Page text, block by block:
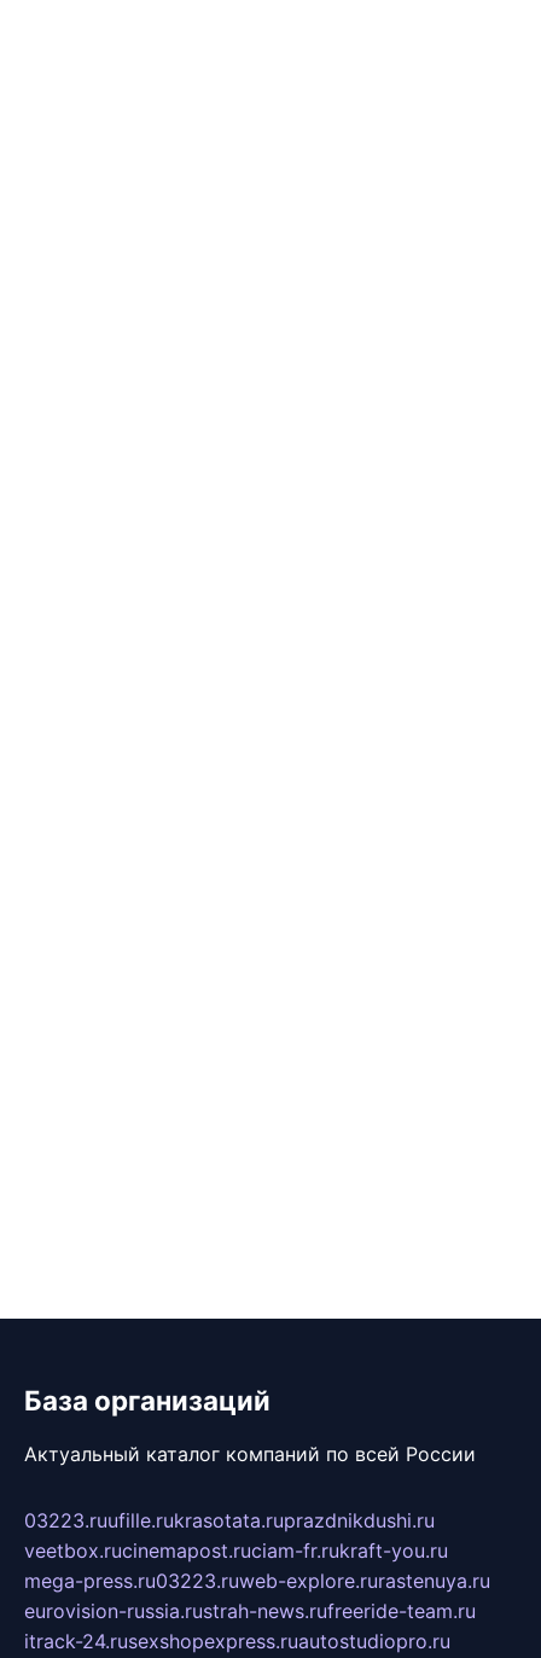
База организаций
Актуальный каталог компаний по всей России
03223.ruufille.rukrasotata.ruprazdnikdushi.ru
veetbox.rucinemapost.ruciam-fr.rukraft-you.ru
mega-press.ru03223.ruweb-explore.rurastenuya.ru
eurovision-russia.rustrah-news.rufreeride-team.ru
itrack-24.rusexshopexpress.ruautostudiopro.ru